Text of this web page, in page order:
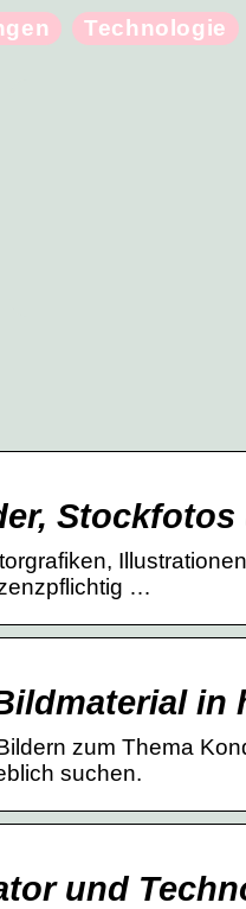
Technologie
…
in
zum Thema
suchen.
und